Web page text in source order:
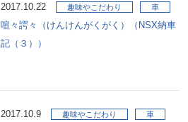
2017.10.22 趣味やこだわり 車
喧々諤々（けんけんがくがく）（NSX納車
記（３））
2017.10.9 趣味やこだわり 車